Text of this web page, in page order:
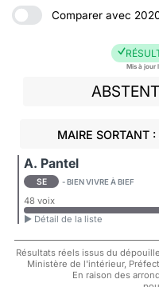
Comparer avec
Mis à jour
MAIRE SORTANT
A. Pantel
SE - BIEN VIVRE À BIEF
48 voix
► Détail de la liste
Résultats réels issus du
Ministère de l'intérieur,
En raison des